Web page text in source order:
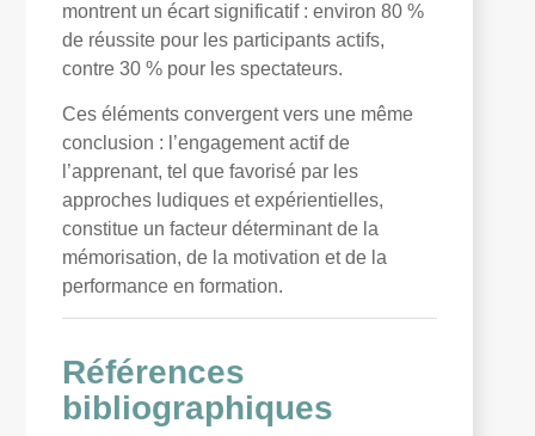
montrent un écart significatif : environ 80 %
de réussite pour les participants actifs,
contre 30 % pour les spectateurs.
Ces éléments convergent vers une même
conclusion : l’engagement actif de
l’apprenant, tel que favorisé par les
approches ludiques et expérientielles,
constitue un facteur déterminant de la
mémorisation, de la motivation et de la
performance en formation.
Références
bibliographiques